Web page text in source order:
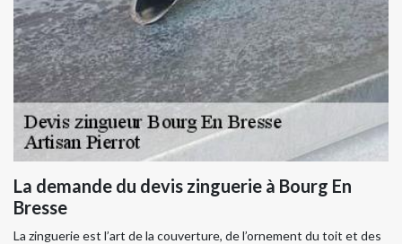
La demande du devis zinguerie à Bourg En
Bresse
La zinguerie est l’art de la couverture, de l’ornement du toit et des